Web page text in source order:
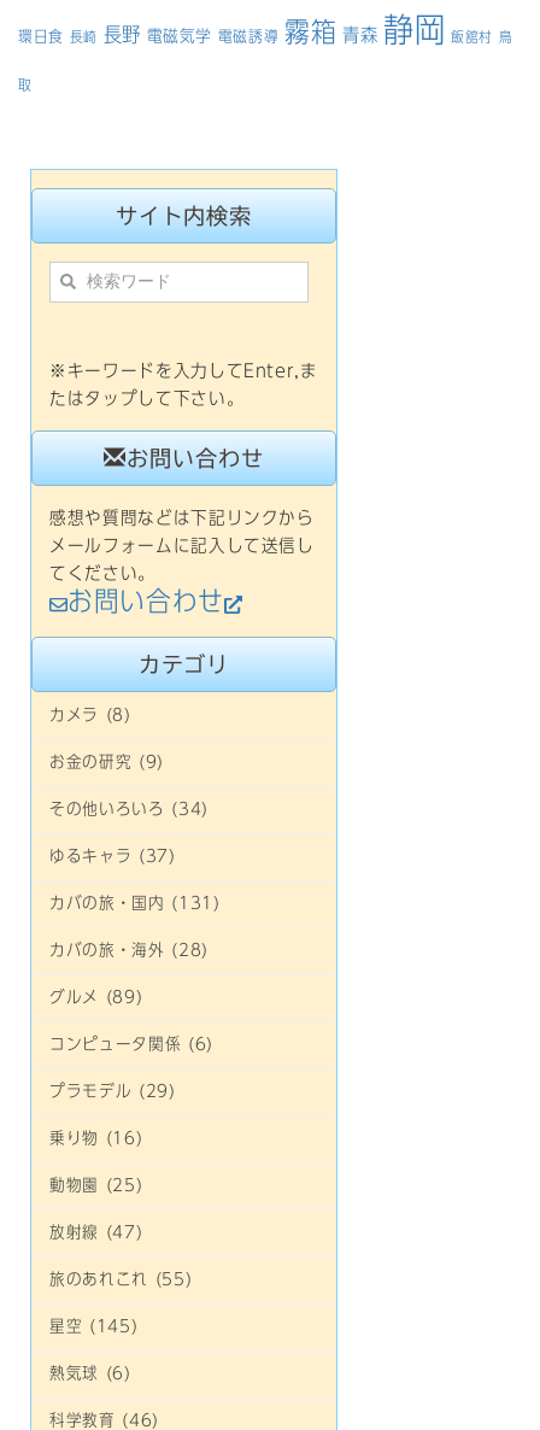
環日食 長崎 長野 電磁気学 電磁誘導 霧箱 青森 静岡 飯舘村 鳥
取
サイト内検索
※キーワードを入力してEnter,ま
たはタップして下さい。
お問い合わせ
感想や質問などは下記リンクから
メールフォームに記入して送信し
てください。
お問い合わせ
カテゴリ
カメラ (8)
お金の研究 (9)
その他いろいろ (34)
ゆるキャラ (37)
カバの旅・国内 (131)
カバの旅・海外 (28)
グルメ (89)
コンピュータ関係 (6)
プラモデル (29)
乗り物 (16)
動物園 (25)
放射線 (47)
旅のあれこれ (55)
星空 (145)
熱気球 (6)
科学教育 (46)